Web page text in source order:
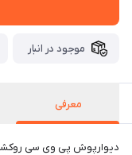
موجود در انبار
معرفی